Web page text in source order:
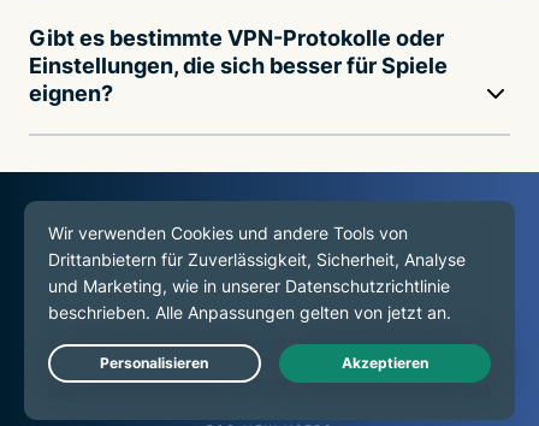
Gibt es bestimmte VPN-Protokolle oder
Einstellungen, die sich besser für Spiele
eignen?
30
DAY Live Chat